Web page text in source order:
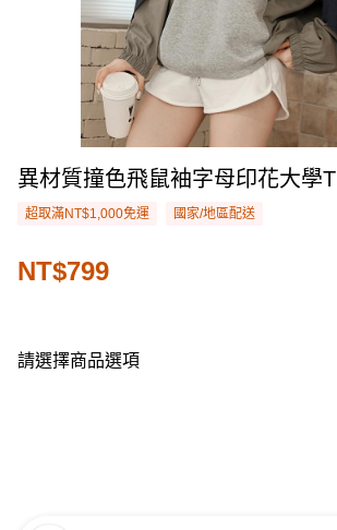
異材質撞色飛鼠袖字母印花大學T
超取滿NT$1,000免運 國家/地區配送
NT$799
請選擇商品選項